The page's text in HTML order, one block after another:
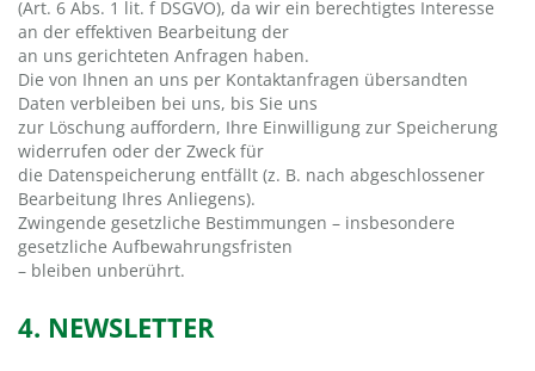
(Art. 6 Abs. 1 lit. f DSGVO), da wir ein berechtigtes Interesse
an der effektiven Bearbeitung der
an uns gerichteten Anfragen haben.
Die von Ihnen an uns per Kontaktanfragen übersandten
Daten verbleiben bei uns, bis Sie uns
zur Löschung auffordern, Ihre Einwilligung zur Speicherung
widerrufen oder der Zweck für
die Datenspeicherung entfällt (z. B. nach abgeschlossener
Bearbeitung Ihres Anliegens).
Zwingende gesetzliche Bestimmungen – insbesondere
gesetzliche Aufbewahrungsfristen
– bleiben unberührt.
4. NEWSLETTER